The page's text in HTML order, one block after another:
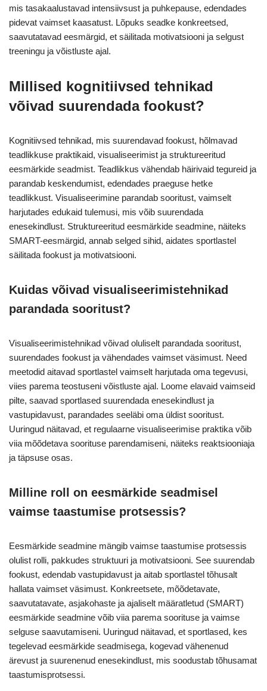
mis tasakaalustavad intensiivsust ja puhkepause, edendades
pidevat vaimset kaasatust. Lõpuks seadke konkreetsed,
saavutatavad eesmärgid, et säilitada motivatsiooni ja selgust
treeningu ja võistluste ajal.
Millised kognitiivsed tehnikad
võivad suurendada fookust?
Kognitiivsed tehnikad, mis suurendavad fookust, hõlmavad
teadlikkuse praktikaid, visualiseerimist ja struktureeritud
eesmärkide seadmist. Teadlikkus vähendab häirivaid tegureid ja
parandab keskendumist, edendades praeguse hetke
teadlikkust. Visualiseerimine parandab sooritust, vaimselt
harjutades edukaid tulemusi, mis võib suurendada
enesekindlust. Struktureeritud eesmärkide seadmine, näiteks
SMART-eesmärgid, annab selged sihid, aidates sportlastel
säilitada fookust ja motivatsiooni.
Kuidas võivad visualiseerimistehnikad
parandada sooritust?
Visualiseerimistehnikad võivad oluliselt parandada sooritust,
suurendades fookust ja vähendades vaimset väsimust. Need
meetodid aitavad sportlastel vaimselt harjutada oma tegevusi,
viies parema teostuseni võistluste ajal. Loome elavaid vaimseid
pilte, saavad sportlased suurendada enesekindlust ja
vastupidavust, parandades seeläbi oma üldist sooritust.
Uuringud näitavad, et regulaarne visualiseerimise praktika võib
viia mõõdetava soorituse parendamiseni, näiteks reaktsiooniaja
ja täpsuse osas.
Milline roll on eesmärkide seadmisel
vaimse taastumise protsessis?
Eesmärkide seadmine mängib vaimse taastumise protsessis
olulist rolli, pakkudes struktuuri ja motivatsiooni. See suurendab
fookust, edendab vastupidavust ja aitab sportlastel tõhusalt
hallata vaimset väsimust. Konkreetsete, mõõdetavate,
saavutatavate, asjakohaste ja ajaliselt määratletud (SMART)
eesmärkide seadmine võib viia parema soorituse ja vaimse
selguse saavutamiseni. Uuringud näitavad, et sportlased, kes
tegelevad eesmärkide seadmisega, kogevad vähenenud
ärevust ja suurenenud enesekindlust, mis soodustab tõhusamat
taastumisprotsessi.